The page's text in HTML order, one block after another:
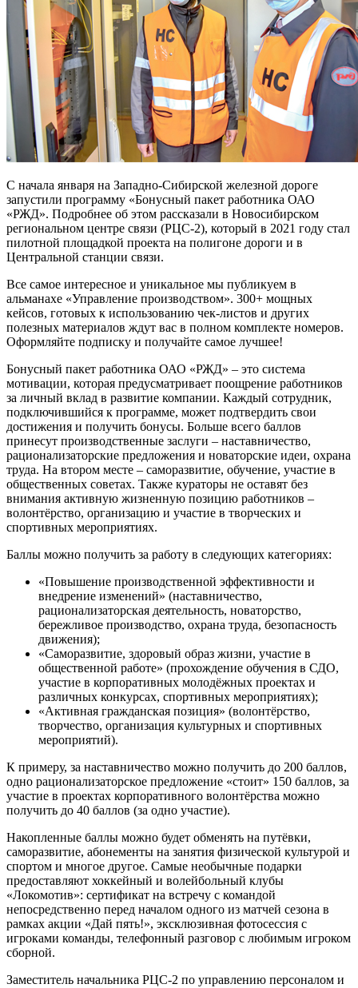
С начала января на Западно-Сибирской железной дороге
запустили программу «Бонусный пакет работника ОАО
«РЖД». Подробнее об этом рассказали в Новосибирском
региональном центре связи (РЦС-2), который в 2021 году стал
пилотной площадкой проекта на полигоне дороги и в
Центральной станции связи.
Все самое интересное и уникальное мы публикуем в
альманахе «Управление производством». 300+ мощных
кейсов, готовых к использованию чек-листов и других
полезных материалов ждут вас в полном комплекте номеров.
Оформляйте подписку и получайте самое лучшее!
Бонусный пакет работника ОАО «РЖД» – это система
мотивации, которая предусматривает поощрение работников
за личный вклад в развитие компании. Каждый сотрудник,
подключившийся к программе, может подтвердить свои
достижения и получить бонусы. Больше всего баллов
принесут производственные заслуги – наставничество,
рационализаторские предложения и новаторские идеи, охрана
труда. На втором месте – саморазвитие, обучение, участие в
общественных советах. Также кураторы не оставят без
внимания активную жизненную позицию работников –
волонтёрство, организацию и участие в творческих и
спортивных мероприятиях.
Баллы можно получить за работу в следующих категориях:
«Повышение производственной эффективности и
внедрение изменений» (наставничество,
рационализаторская деятельность, новаторство,
бережливое производство, охрана труда, безопасность
движения);
«Саморазвитие, здоровый образ жизни, участие в
общественной работе» (прохождение обучения в СДО,
участие в корпоративных молодёжных проектах и
различных конкурсах, спортивных мероприятиях);
«Активная гражданская позиция» (волонтёрство,
творчество, организация культурных и спортивных
мероприятий).
К примеру, за наставничество можно получить до 200 баллов,
одно рационализаторское предложение «стоит» 150 баллов, за
участие в проектах корпоративного волонтёрства можно
получить до 40 баллов (за одно участие).
Накопленные баллы можно будет обменять на путёвки,
саморазвитие, абонементы на занятия физической культурой и
спортом и многое другое. Самые необычные подарки
предоставляют хоккейный и волейбольный клубы
«Локомотив»: сертификат на встречу с командой
непосредственно перед началом одного из матчей сезона в
рамках акции «Дай пять!», эксклюзивная фотосессия с
игроками команды, телефонный разговор с любимым игроком
сборной.
Заместитель начальника РЦС-2 по управлению персоналом и